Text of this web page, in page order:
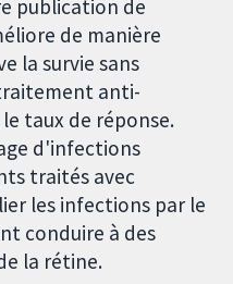
publication de
de manière
la survie sans
anti-
taux de réponse.
d'infections
traités avec
les infections par le
conduire à des
la rétine.